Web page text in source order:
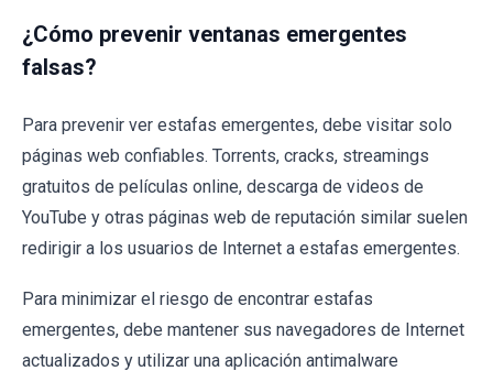
¿Cómo prevenir ventanas emergentes
falsas?
Para prevenir ver estafas emergentes, debe visitar solo
páginas web confiables. Torrents, cracks, streamings
gratuitos de películas online, descarga de videos de
YouTube y otras páginas web de reputación similar suelen
redirigir a los usuarios de Internet a estafas emergentes.
Para minimizar el riesgo de encontrar estafas
emergentes, debe mantener sus navegadores de Internet
actualizados y utilizar una aplicación antimalware